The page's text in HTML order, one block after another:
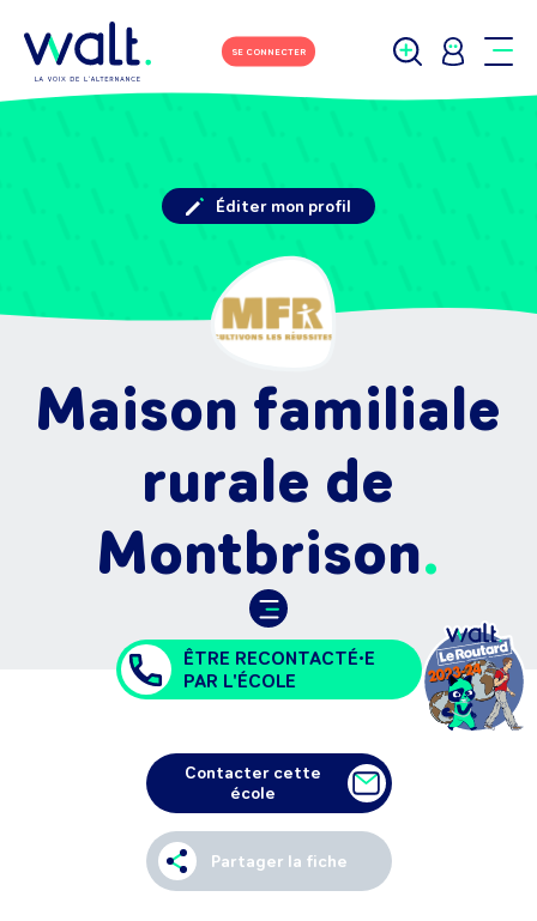
SE CONNECTER
Maison familiale
rurale de
Montbrison
Éditer mon profil
ÊTRE RECONTACTÉ•E
PAR L'ÉCOLE
Contacter cette
école
Partager la fiche